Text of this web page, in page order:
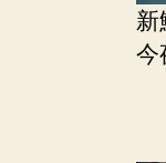
新
今